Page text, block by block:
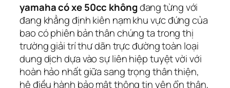
yamaha có xe 50cc khôngđang từng với
đang khẳng định kiên nạm khu vực đứng của
bao có phiên bản thân chúng ta trong thị
trường giải trí thư dãn trực đường toàn loại
dung dịch dựa vào sự liên hiệp tuyệt vời với
hoàn hảo nhất giữa sang trọng thân thiện,
hệ điều hành bảo mật thông tin yên ổn thân,